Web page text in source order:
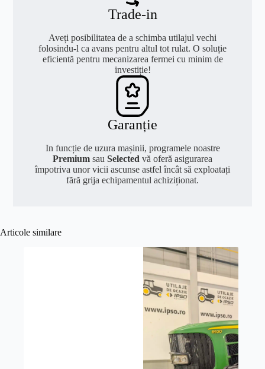
Trade-in
Aveți posibilitatea de a schimba utilajul vechi
folosindu-l ca avans pentru altul tot rulat. O soluție
eficientă pentru mecanizarea fermei cu minim de
investiție!
Garanție
In funcție de uzura mașinii, programele noastre
Premium sau Selected vă oferă asigurarea
împotriva unor vicii ascunse astfel încât să exploatați
fără grija echipamentul achiziționat.
Articole similare